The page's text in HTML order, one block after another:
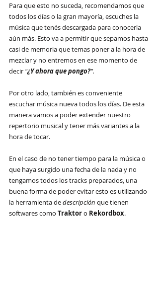
Para que esto no suceda, recomendamos que
todos los días o la gran mayoría, escuches la
música que tenés descargada para conocerla
aún más. Esto va a permitir que sepamos hasta
casi de memoria que temas poner a la hora de
mezclar y no entremos en ese momento de
decir "¿Y ahora que pongo?".
Por otro lado, también es conveniente
escuchar música nueva todos los días. De esta
manera vamos a poder extender nuestro
repertorio musical y tener más variantes a la
hora de tocar.
En el caso de no tener tiempo para la música o
que haya surgido una fecha de la nada y no
tengamos todos los tracks preparados, una
buena forma de poder evitar esto es utilizando
la herramienta de descripción que tienen
softwares como Traktor o Rekordbox.